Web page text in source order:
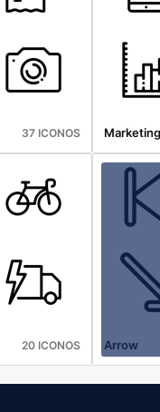
37 ICONOS Marketing
20 ICONOS Arrow